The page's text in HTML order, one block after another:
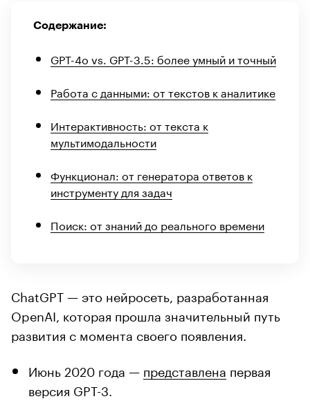
Содержание:
GPT-4o vs. GPT-3.5: более умный и точный
Работа с данными: от текстов к аналитике
Интерактивность: от текста к
мультимодальности
Функционал: от генератора ответов к
инструменту для задач
Поиск: от знаний до реального времени
ChatGPT — это нейросеть, разработанная
OpenAI, которая прошла значительный путь
развития с момента своего появления.
Июнь 2020 года — представлена первая
версия GPT-3.